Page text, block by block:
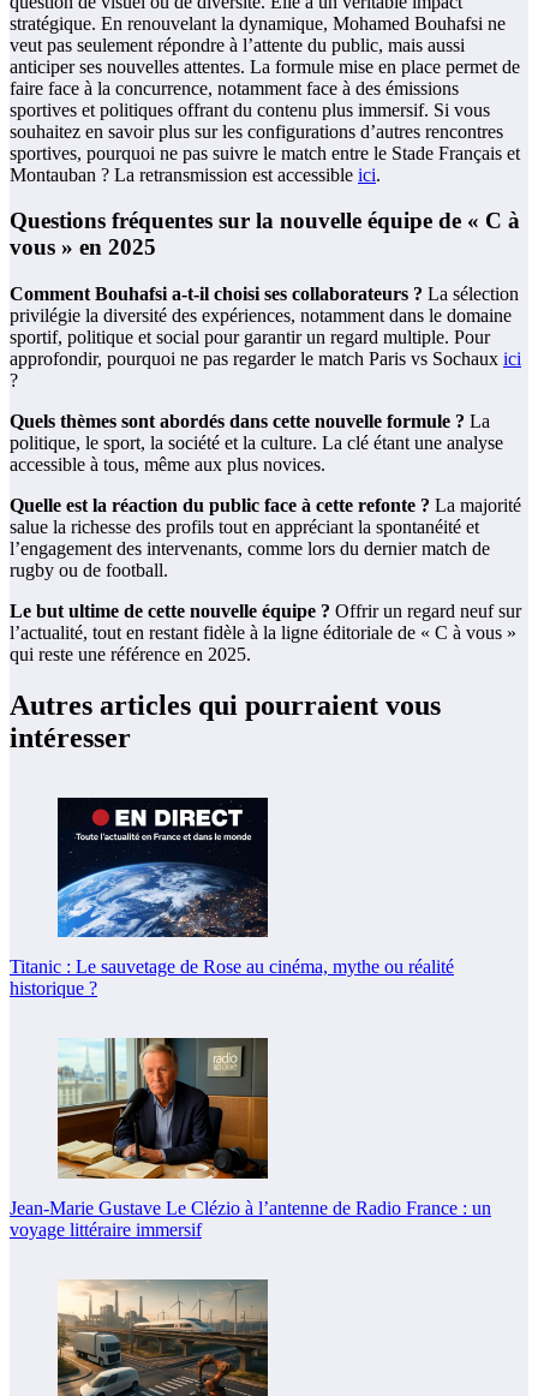
stratégique. En renouvelant la dynamique, Mohamed Bouhafsi ne
veut pas seulement répondre à l’attente du public, mais aussi
anticiper ses nouvelles attentes. La formule mise en place permet de
faire face à la concurrence, notamment face à des émissions
sportives et politiques offrant du contenu plus immersif. Si vous
souhaitez en savoir plus sur les configurations d’autres rencontres
sportives, pourquoi ne pas suivre le match entre le Stade Français et
Montauban ? La retransmission est accessible ici.
Questions fréquentes sur la nouvelle équipe de « C à
vous » en 2025
Comment Bouhafsi a-t-il choisi ses collaborateurs ? La sélection
privilégie la diversité des expériences, notamment dans le domaine
sportif, politique et social pour garantir un regard multiple. Pour
approfondir, pourquoi ne pas regarder le match Paris vs Sochaux ici
?
Quels thèmes sont abordés dans cette nouvelle formule ? La
politique, le sport, la société et la culture. La clé étant une analyse
accessible à tous, même aux plus novices.
Quelle est la réaction du public face à cette refonte ? La majorité
salue la richesse des profils tout en appréciant la spontanéité et
l’engagement des intervenants, comme lors du dernier match de
rugby ou de football.
Le but ultime de cette nouvelle équipe ? Offrir un regard neuf sur
l’actualité, tout en restant fidèle à la ligne éditoriale de « C à vous »
qui reste une référence en 2025.
Autres articles qui pourraient vous
intéresser
Titanic : Le sauvetage de Rose au cinéma, mythe ou réalité
historique ?
Jean-Marie Gustave Le Clézio à l’antenne de Radio France : un
voyage littéraire immersif